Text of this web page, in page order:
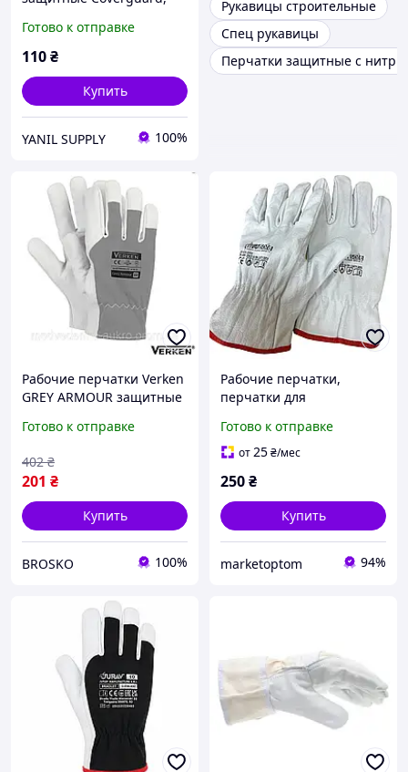
Готово к отправке
110₴
Купить
YANIL SUPPLY 100%
Рукавицы строительные
Спец рукавицы
Перчатки защитные с
Рабочие перчатки Verken
GREY ARMOUR защитные
строительства и ремонта
Готово к отправке
201 ₴
402 ₴
Купить
BROSKO 100%
Рабочие перчатки,
перчатки для
перчатки рабочие,
перчатки защитные,
Готово к отправке
от25₴/мес
250₴
Купить
marketoptom 94%